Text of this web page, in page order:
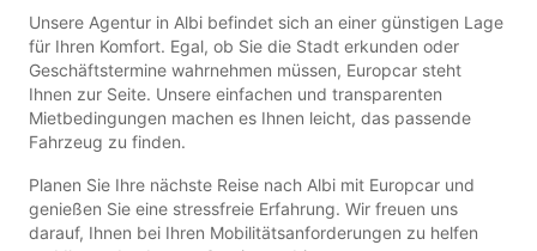
Unsere Agentur in Albi befindet sich an einer günstigen Lage
für Ihren Komfort. Egal, ob Sie die Stadt erkunden oder
Geschäftstermine wahrnehmen müssen, Europcar steht
Ihnen zur Seite. Unsere einfachen und transparenten
Mietbedingungen machen es Ihnen leicht, das passende
Fahrzeug zu finden.
Planen Sie Ihre nächste Reise nach Albi mit Europcar und
genießen Sie eine stressfreie Erfahrung. Wir freuen uns
darauf, Ihnen bei Ihren Mobilitätsanforderungen zu helfen